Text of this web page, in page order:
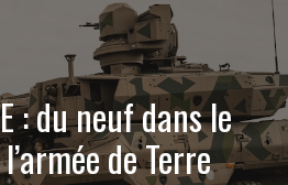
: du neuf dans le
de Terre